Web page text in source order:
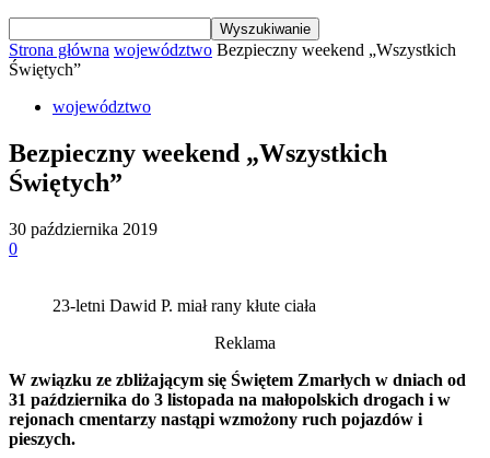
Strona główna województwo Bezpieczny weekend „Wszystkich
Świętych”
województwo
Bezpieczny weekend „Wszystkich
Świętych”
30 października 2019
0
23-letni Dawid P. miał rany kłute ciała
Reklama
W związku ze zbliżającym się Świętem Zmarłych w dniach od
31 października do 3 listopada na małopolskich drogach i w
rejonach cmentarzy nastąpi wzmożony ruch pojazdów i
pieszych.